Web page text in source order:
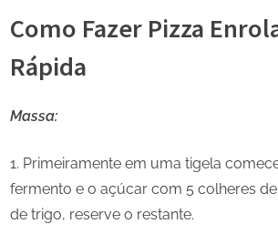
Como Fazer Pizza
Rápida
Massa:
Primeiramente em uma tigela
fermento e o açúcar com 5 colheres
de trigo, reserve o restante.